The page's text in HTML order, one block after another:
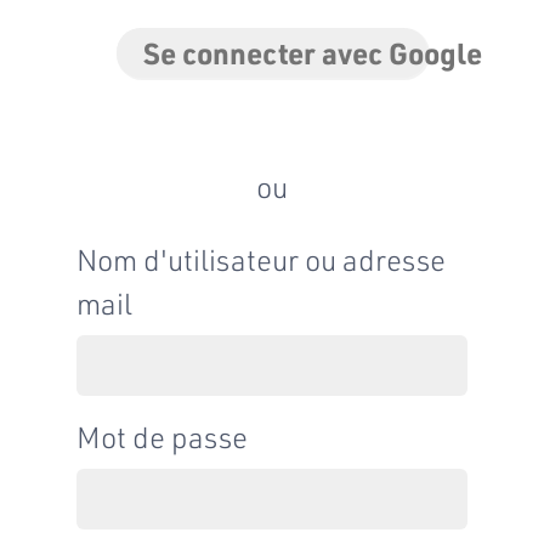
Se connecter avec Google
ou
Nom d'utilisateur ou adresse
mail
Mot de passe